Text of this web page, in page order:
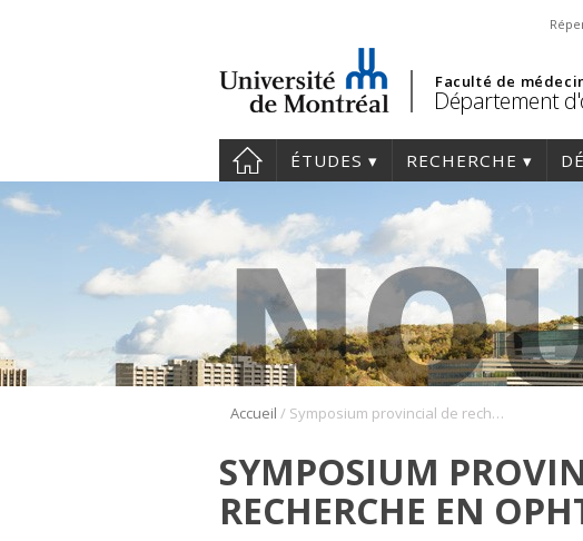
Faculté de
Département
ÉTUDES RECHERCHE
Accueil / Symposium provincial de recherche en ophtalmologie
SYMPOSIUM
RECHERCHE EN